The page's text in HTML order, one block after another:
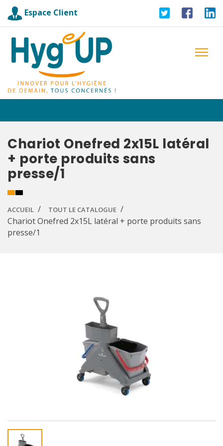
Espace Client
Chariot Onefred 2x15L latéral
+ porte produits sans
presse/1
ACCUEIL TOUT LE CATALOGUE
Chariot Onefred 2x15L latéral + porte produits sans
presse/1